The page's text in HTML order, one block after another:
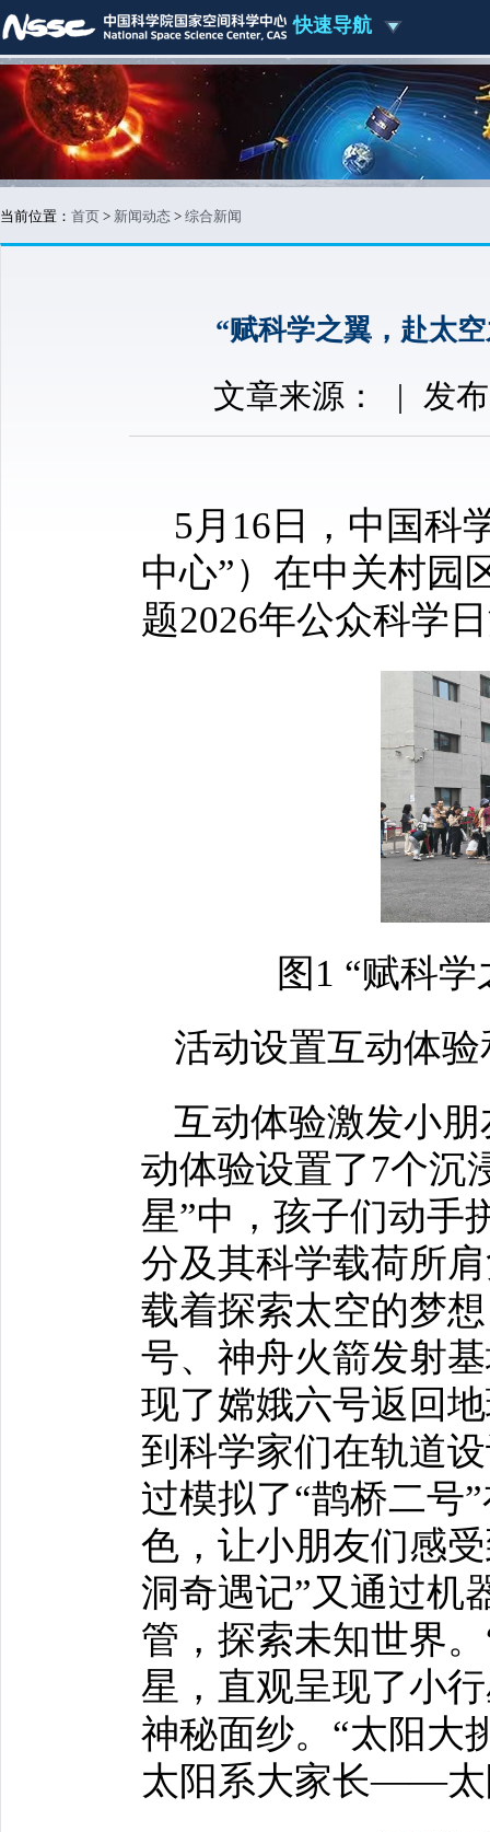
快速导航
当前位置： 首页 > 新闻动态 > 综合新闻
“赋科学之翼，赴太
文章来源： | 发
5月16日，中国科
中心”）在中关村园
题2026年公众科学
图1 “赋科
活动设置互动体
互动体验激发小
动体验设置了7个沉
星”中，孩子们动手
分及其科学载荷所
载着探索太空的梦
号、神舟火箭发射
现了嫦娥六号返回
到科学家们在轨道
过模拟了“鹊桥二号
色，让小朋友们感
洞奇遇记”又通过机
管，探索未知世界
星，直观呈现了小
神秘面纱。“太阳大
太阳系大家长——太